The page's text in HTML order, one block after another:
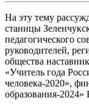
На эту тему
станицы
педагогического
руководителей,
общества
«Учитель года
человека-2020»,
образования-